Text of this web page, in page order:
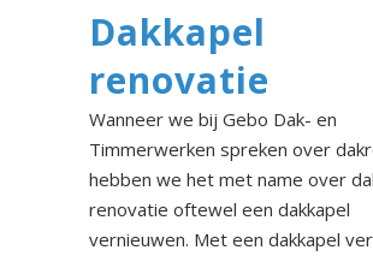
Dakkapel
renovatie
Wanneer we bij Gebo Dak- en
Timmerwerken spreken over
hebben we het met name over
renovatie oftewel een dakkapel
vernieuwen. Met een dakkapel